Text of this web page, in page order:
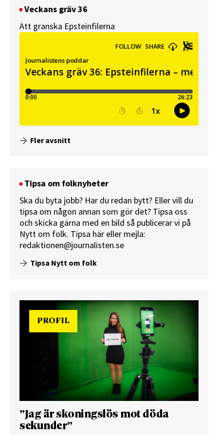
Veckans gräv 36
Att granska Epsteinfilerna
Fler avsnitt
Tipsa om folknyheter
Ska du byta jobb? Har du redan bytt? Eller vill du
tipsa om någon annan som gör det? Tipsa oss
och skicka gärna med en bild så publicerar vi på
Nytt om folk. Tipsa här eller mejla:
redaktionen@journalisten.se
Tipsa Nytt om folk
PROFIL
”Jag är skoningslös mot döda
sekunder”